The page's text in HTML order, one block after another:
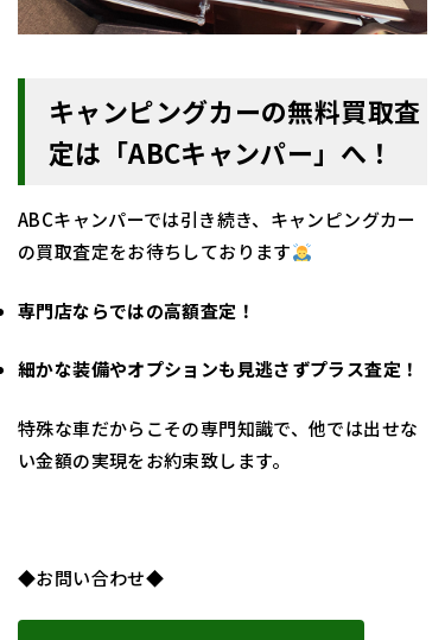
キャンピングカーの無料買取査
定は「ABCキャンパー」へ！
ABCキャンパーでは引き続き、キャンピングカー
の買取査定をお待ちしております
専門店ならではの高額査定！
細かな装備やオプションも見逃さずプラス査定！
特殊な車だからこその専門知識で、他では出せな
い金額の実現をお約束致します。
◆お問い合わせ◆